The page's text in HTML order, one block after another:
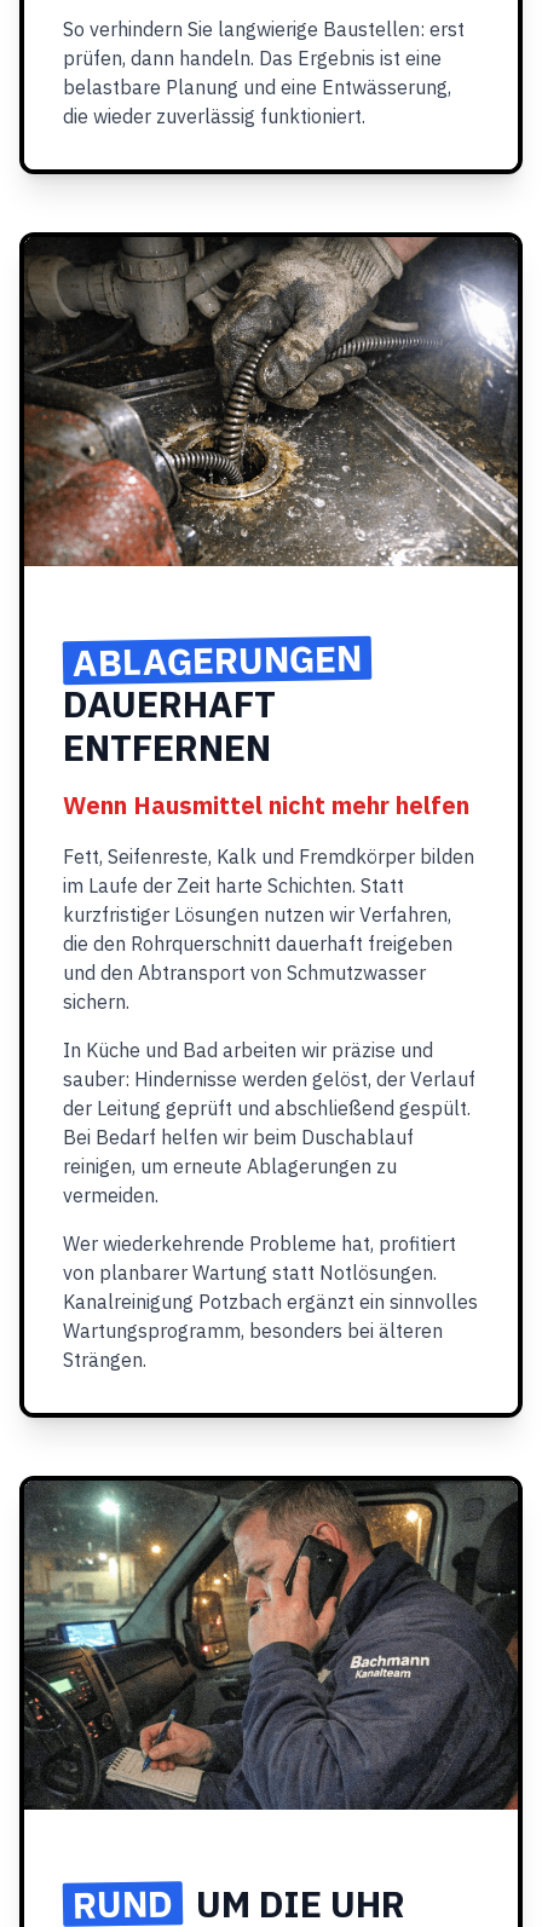
So verhindern Sie langwierige Baustellen: erst
prüfen, dann handeln. Das Ergebnis ist eine
belastbare Planung und eine Entwässerung,
die wieder zuverlässig funktioniert.
ABLAGERUNGEN
DAUERHAFT
ENTFERNEN
Wenn Hausmittel nicht mehr helfen
Fett, Seifenreste, Kalk und Fremdkörper bilden
im Laufe der Zeit harte Schichten. Statt
kurzfristiger Lösungen nutzen wir Verfahren,
die den Rohrquerschnitt dauerhaft freigeben
und den Abtransport von Schmutzwasser
sichern.
In Küche und Bad arbeiten wir präzise und
sauber: Hindernisse werden gelöst, der Verlauf
der Leitung geprüft und abschließend gespült.
Bei Bedarf helfen wir beim Duschablauf
reinigen, um erneute Ablagerungen zu
vermeiden.
Wer wiederkehrende Probleme hat, profitiert
von planbarer Wartung statt Notlösungen.
Kanalreinigung Potzbach ergänzt ein sinnvolles
Wartungsprogramm, besonders bei älteren
Strängen.
RUND UM DIE UHR